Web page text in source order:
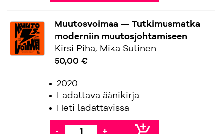
Muutosvoimaa — Tutkimusmatka
moderniin muutosjohtamiseen
Kirsi Piha, Mika Sutinen
50,00 €
2020
Ladattava äänikirja
Heti ladattavissa
- +